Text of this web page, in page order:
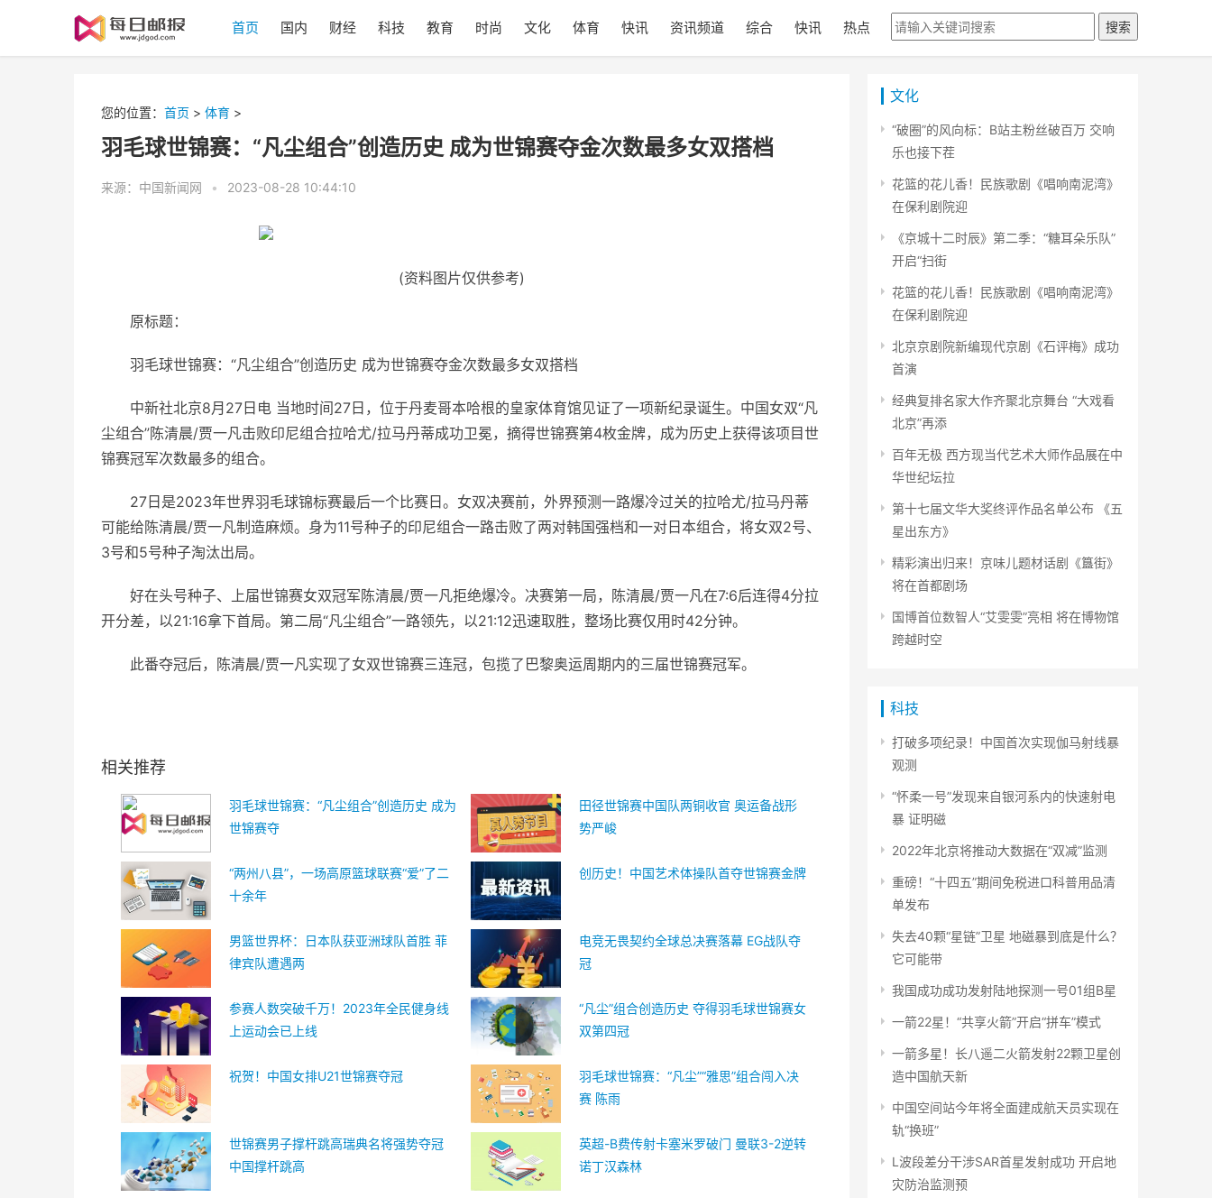
首页 国内 财经 科技 教育 时尚 文化 体育 快讯 资讯频道 综合 快讯 热点 搜索
您的位置： 首页 > 体育 >
羽毛球世锦赛：“凡尘组合”创造历史 成为世锦赛夺金次数最多女双搭档
来源：中国新闻网 • 2023-08-28 10:44:10
(资料图片仅供参考)
原标题：
羽毛球世锦赛：“凡尘组合”创造历史 成为世锦赛夺金次数最多女双搭档
中新社北京8月27日电 当地时间27日，位于丹麦哥本哈根的皇家体育馆见证了一项新纪录诞生。中国女双“凡
尘组合”陈清晨/贾一凡击败印尼组合拉哈尤/拉马丹蒂成功卫冕，摘得世锦赛第4枚金牌，成为历史上获得该项目世
锦赛冠军次数最多的组合。
27日是2023年世界羽毛球锦标赛最后一个比赛日。女双决赛前，外界预测一路爆冷过关的拉哈尤/拉马丹蒂
可能给陈清晨/贾一凡制造麻烦。身为11号种子的印尼组合一路击败了两对韩国强档和一对日本组合，将女双2号、
3号和5号种子淘汰出局。
好在头号种子、上届世锦赛女双冠军陈清晨/贾一凡拒绝爆冷。决赛第一局，陈清晨/贾一凡在7:6后连得4分拉
开分差，以21:16拿下首局。第二局“凡尘组合”一路领先，以21:12迅速取胜，整场比赛仅用时42分钟。
此番夺冠后，陈清晨/贾一凡实现了女双世锦赛三连冠，包揽了巴黎奥运周期内的三届世锦赛冠军。
相关推荐
羽毛球世锦赛：“凡尘组合”创造历史 成为
世锦赛夺
田径世锦赛中国队两铜收官 奥运备战形
势严峻
“两州八县”，一场高原篮球联赛“爱”了二
十余年
创历史！中国艺术体操队首夺世锦赛金牌
男篮世界杯：日本队获亚洲球队首胜 菲
律宾队遭遇两
电竞无畏契约全球总决赛落幕 EG战队夺
冠
参赛人数突破千万！2023年全民健身线
上运动会已上线
“凡尘”组合创造历史 夺得羽毛球世锦赛女
双第四冠
祝贺！中国女排U21世锦赛夺冠
羽毛球世锦赛：“凡尘”“雅思”组合闯入决
赛 陈雨
世锦赛男子撑杆跳高瑞典名将强势夺冠
中国撑杆跳高
英超-B费传射卡塞米罗破门 曼联3-2逆转
诺丁汉森林
文化
“破圈”的风向标：B站主粉丝破百万 交响
乐也接下茬
花篮的花儿香！民族歌剧《唱响南泥湾》
在保利剧院迎
《京城十二时辰》第二季：“糖耳朵乐队”
开启“扫街
花篮的花儿香！民族歌剧《唱响南泥湾》
在保利剧院迎
北京京剧院新编现代京剧《石评梅》成功
首演
经典复排名家大作齐聚北京舞台 “大戏看
北京”再添
百年无极 西方现当代艺术大师作品展在中
华世纪坛拉
第十七届文华大奖终评作品名单公布 《五
星出东方》
精彩演出归来！京味儿题材话剧《簋街》
将在首都剧场
国博首位数智人“艾雯雯”亮相 将在博物馆
跨越时空
科技
打破多项纪录！中国首次实现伽马射线暴
观测
“怀柔一号”发现来自银河系内的快速射电
暴 证明磁
2022年北京将推动大数据在“双减”监测
重磅！“十四五”期间免税进口科普用品清
单发布
失去40颗“星链”卫星 地磁暴到底是什么？
它可能带
我国成功成功发射陆地探测一号01组B星
一箭22星！“共享火箭”开启“拼车”模式
一箭多星！长八遥二火箭发射22颗卫星创
造中国航天新
中国空间站今年将全面建成航天员实现在
轨“换班”
L波段差分干涉SAR首星发射成功 开启地
灾防治监测预